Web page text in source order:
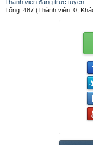
Thành viên đang trực tuyến
Tổng: 487 (Thành viên: 0,